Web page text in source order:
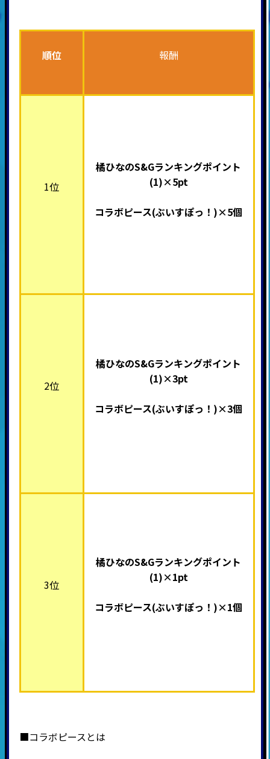
順位 報酬
1位
橘ひなのS&Gランキングポイント
(1)×5pt
コラボピース(ぶいすぽっ！ )×5個
2位
橘ひなのS&Gランキングポイント
(1)×3pt
コラボピース(ぶいすぽっ！ )×3個
3位
橘ひなのS&Gランキングポイント
(1)×1pt
コラボピース(ぶいすぽっ！)×1個
■コラボピースとは